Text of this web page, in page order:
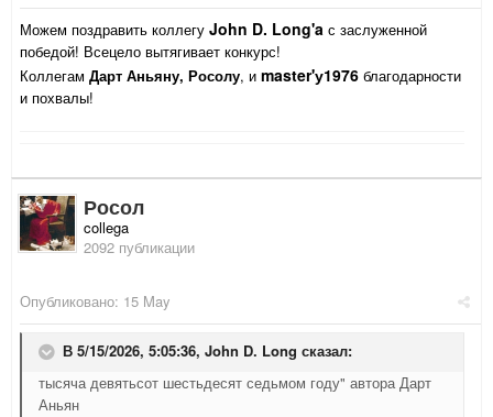
Можем поздравить коллегу John D. Long'a с заслуженной
победой! Всецело вытягивает конкурс!
Коллегам Дарт Аньяну, Росолу, и master'у1976 благодарности
и похвалы!
Росол
collega
2092 публикации
Опубликовано: 15 May
В 5/15/2026, 5:05:36, John D. Long сказал:
тысяча девятьсот шестьдесят седьмом году" автора Дарт
Аньян